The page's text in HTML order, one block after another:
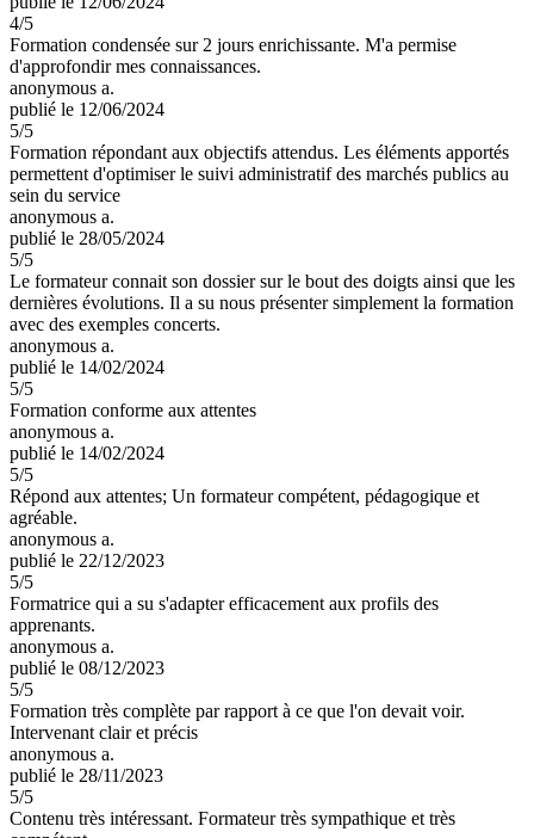
4/5
Formation condensée sur 2 jours enrichissante. M'a permise
d'approfondir mes connaissances.
anonymous a.
publié le 12/06/2024
5/5
Formation répondant aux objectifs attendus. Les éléments apportés
permettent d'optimiser le suivi administratif des marchés publics au
sein du service
anonymous a.
publié le 28/05/2024
5/5
Le formateur connait son dossier sur le bout des doigts ainsi que les
dernières évolutions. Il a su nous présenter simplement la formation
avec des exemples concerts.
anonymous a.
publié le 14/02/2024
5/5
Formation conforme aux attentes
anonymous a.
publié le 14/02/2024
5/5
Répond aux attentes; Un formateur compétent, pédagogique et
agréable.
anonymous a.
publié le 22/12/2023
5/5
Formatrice qui a su s'adapter efficacement aux profils des
apprenants.
anonymous a.
publié le 08/12/2023
5/5
Formation très complète par rapport à ce que l'on devait voir.
Intervenant clair et précis
anonymous a.
publié le 28/11/2023
5/5
Contenu très intéressant. Formateur très sympathique et très